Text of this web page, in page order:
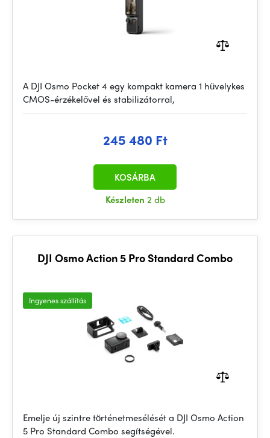
A DJI Osmo Pocket 4 egy kompakt kamera 1 hüvelykes
CMOS-érzékelővel és stabilizátorral,
245 480 Ft
Készleten 2 db
KOSÁRBA
DJI Osmo Action 5 Pro Standard Combo
Ingyenes szállítás
Emelje új szintre történetmesélését a DJI Osmo Action
5 Pro Standard Combo segítségével.